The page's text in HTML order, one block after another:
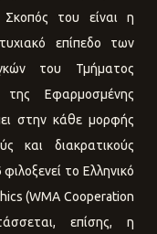
Σκοπός του είναι η
επίπεδο των
του Τμήματος
Εφαρμοσμένης
στην κάθε μορφής
και διακρατικούς
το Ελληνικό
(WMA Cooperation
επίσης, η